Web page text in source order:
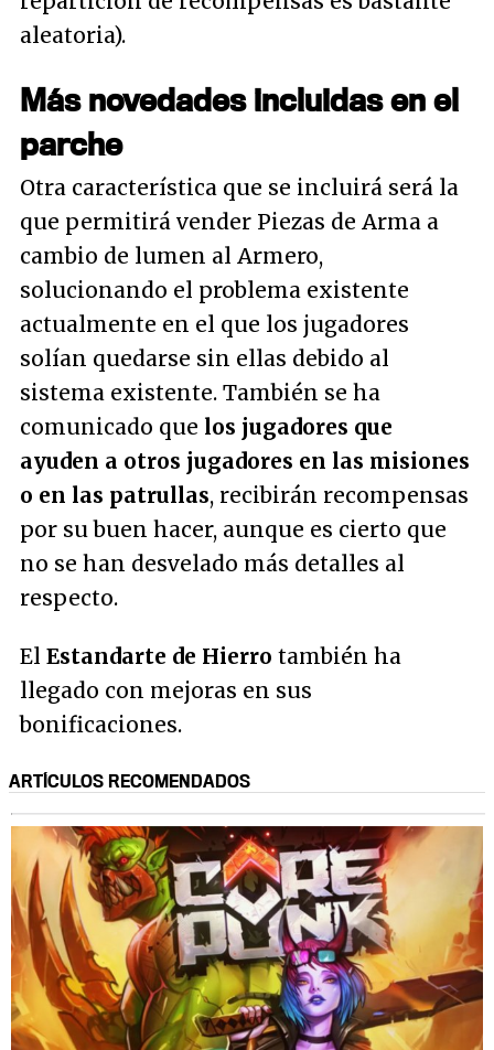
aleatoria).
Más novedades incluidas en el
parche
Otra característica que se incluirá será la
que permitirá vender Piezas de Arma a
cambio de lumen al Armero,
solucionando el problema existente
actualmente en el que los jugadores
solían quedarse sin ellas debido al
sistema existente. También se ha
comunicado que los jugadores que
ayuden a otros jugadores en las misiones
o en las patrullas, recibirán recompensas
por su buen hacer, aunque es cierto que
no se han desvelado más detalles al
respecto.
El Estandarte de Hierro también ha
llegado con mejoras en sus
bonificaciones.
ARTÍCULOS RECOMENDADOS